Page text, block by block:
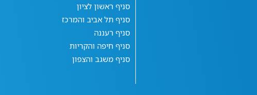
סניף ראשון לציון
סניף תל אביב והמרכז
סניף רעננה
סניף חיפה והקריות
סניף משגב והצפון